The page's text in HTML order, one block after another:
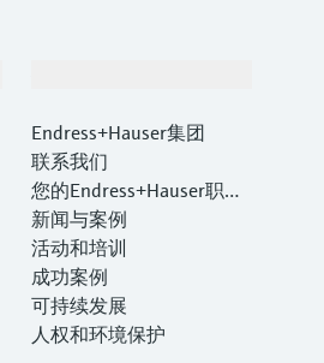
Endress+Hauser集团
联系我们
您的Endress+Hauser职业
生涯
新闻与案例
活动和培训
成功案例
可持续发展
人权和环境保护